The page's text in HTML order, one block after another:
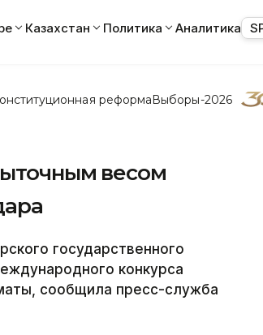
Казахстан Политика Аналитика
реформаВыборы-2026
весом
государственного
конкурса
сообщила пресс-служба